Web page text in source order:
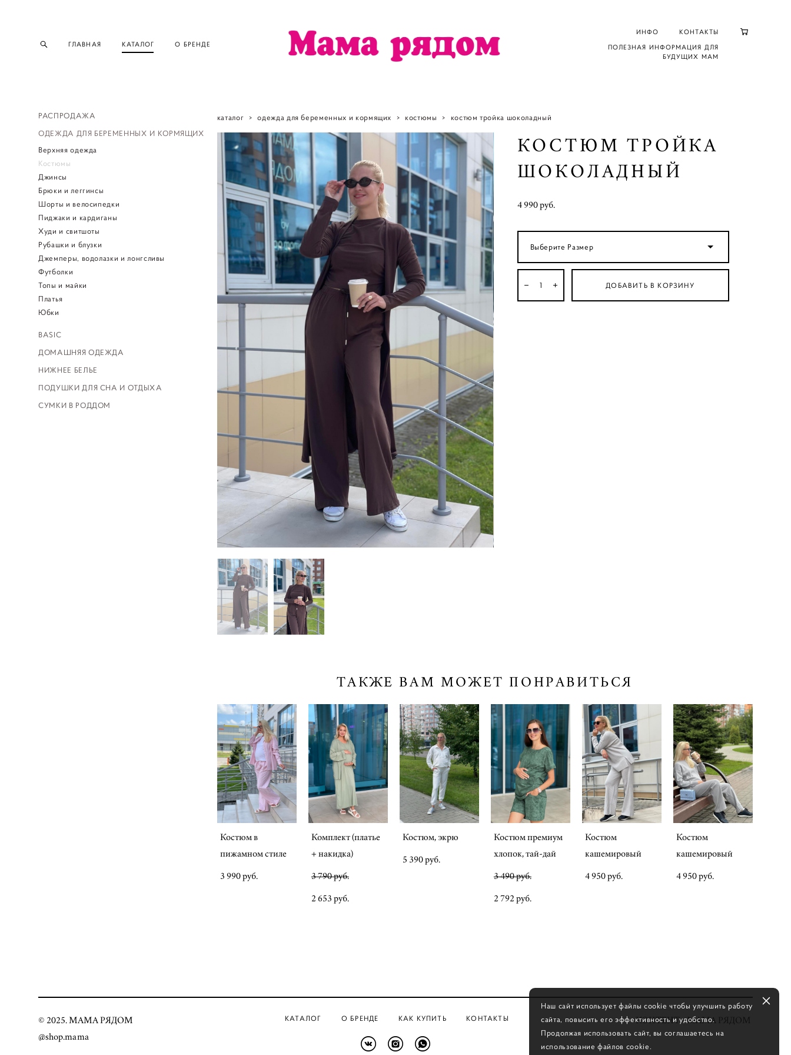
ГЛАВНАЯ КАТАЛОГ О БРЕНДЕ
ИНФО
КОНТАКТЫ
ПОЛЕЗНАЯ ИНФОРМАЦИЯ ДЛЯ
БУДУЩИХ МАМ
РАСПРОДАЖА
ОДЕЖДА ДЛЯ БЕРЕМЕННЫХ И КОРМЯЩИХ
Верхняя одежда
Костюмы
Джинсы
Брюки и леггинсы
Шорты и велосипедки
Пиджаки и кардиганы
Худи и свитшоты
Рубашки и блузки
Джемперы, водолазки и лонгсливы
Футболки
Топы и майки
Платья
Юбки
BASIC
ДОМАШНЯЯ ОДЕЖДА
НИЖНЕЕ БЕЛЬЕ
ПОДУШКИ ДЛЯ СНА И ОТДЫХА
СУМКИ В РОДДОМ
каталог > одежда для беременных и кормящих > костюмы > костюм тройка шоколадный
КОСТЮМ ТРОЙКА
ШОКОЛАДНЫЙ
4 990 pуб.
Выберите Размер
ДОБАВИТЬ В КОРЗИНУ
ТАКЖЕ ВАМ МОЖЕТ ПОНРАВИТЬСЯ
Костюм в
пижамном стиле
3 990 pуб.
Комплект (платье
+ накидка)
3 790 pуб.
2 653 pуб.
Костюм, экрю
5 390 pуб.
Костюм премиум
хлопок, тай-дай
3 490 pуб.
2 792 pуб.
Костюм
кашемировый
4 950 pуб.
Костюм
кашемировый
4 950 pуб.
© 2025. МАМА РЯДОМ
@shop.mama
КАТАЛОГ О БРЕНДЕ КАК КУПИТЬ КОНТАКТЫ КОНТЕНТ - МАМА РЯДОМ
Наш сайт использует файлы cookie чтобы улучшить работу
сайта, повысить его эффективность и удобство.
Продолжая использовать сайт, вы соглашаетесь на
использование файлов cookie.